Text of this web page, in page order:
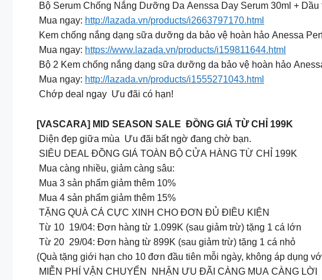
Bộ Serum Chống Nắng Dưỡng Da Aenssa Day Serum 30ml +
Mua ngay: http://lazada.vn/products/i2663797170.html
Kem chống nắng dạng sữa dưỡng da bảo vệ hoàn hảo Anessa
Mua ngay: https://www.lazada.vn/products/i159811644.html
Bộ 2 Kem chống nắng dạng sữa dưỡng da bảo vệ hoàn hảo
Mua ngay: http://lazada.vn/products/i1555271043.html
Chớp deal ngay Ưu đãi có hạn!
[VASCARA] MID SEASON SALE ĐỒNG GIÁ TỪ CHỈ 199K
Diện đẹp giữa mùa Ưu đãi bất ngờ đang chờ bạn.
SIÊU DEAL ĐỒNG GIÁ TOÀN BỘ CỬA HÀNG TỪ CHỈ 199K
Mua càng nhiều, giảm càng sâu:
️ Mua 3 sản phẩm giảm thêm 10%
️ Mua 4 sản phẩm giảm thêm 15%
TẶNG QUÀ CÁ CỰC XINH CHO ĐƠN ĐỦ ĐIỀU KIỆN
Từ 10 19/04: Đơn hàng từ 1.099K (sau giảm trừ) tặng 1 cá lớn
Từ 20 29/04: Đơn hàng từ 899K (sau giảm trừ) tặng 1 cá nhỏ
(Quà tặng giới hạn cho 10 đơn đầu tiên mỗi ngày, không áp dụng
MIỄN PHÍ VẬN CHUYỂN NHẬN ƯU ĐÃI CÀNG MUA CÀNG LỜI